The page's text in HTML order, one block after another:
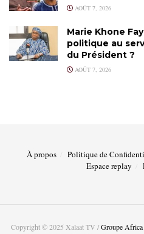
AOÛT 7, 2026
Marie Khone
politique au
du Président ?
AOÛT 7, 2026
À propos Politique de
Espace replay
Copyright © 2025 Xalaat TV /Groupe